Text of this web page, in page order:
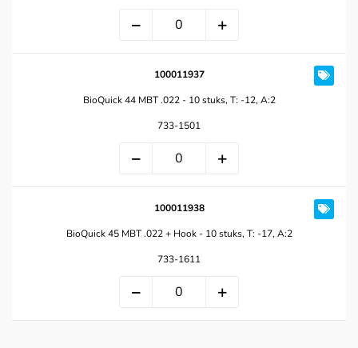
100011937
BioQuick 44 MBT .022 - 10 stuks, T: -12, A:2
733-1501
100011938
BioQuick 45 MBT .022 + Hook - 10 stuks, T: -17, A:2
733-1611